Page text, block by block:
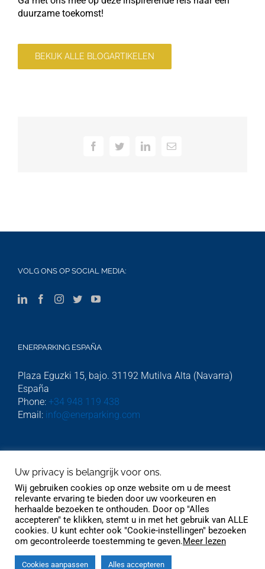
duurzame toekomst!
BEKIJK ALLE BLOGARTIKELEN
FacebookTwitterLinkedInEmail
VOLG ONS OP SOCIAL MEDIA:
ENERPARKING ESPAÑA
Plaza Eguzki 15, bajo. 31192 Mutilva Alta (Navarra)
España
Phone: +34 948 119 438
Email: info@enerparking.com
Beekstraat 54. Cwartier kamer 308. Weert 6001GJ.
Phone:06 232 745 51
Uw privacy is belangrijk voor ons.
Wij gebruiken cookies op onze website om u de meest
relevante ervaring te bieden door uw voorkeuren en
herhaalde bezoeken te onthouden. Door op "Alles
accepteren" te klikken, stemt u in met het gebruik van ALLE
cookies. U kunt echter ook "Cookie-instellingen" bezoeken
om gecontroleerde toestemming te geven.Meer lezen
Cookies aanpassen Alles accepteren